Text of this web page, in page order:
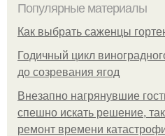
Популярные материалы
Как выбрать саженцы
Годичный цикл
до созревания ягод
Внезапно нагрянувшие
спешно искать решение,
ремонт времени